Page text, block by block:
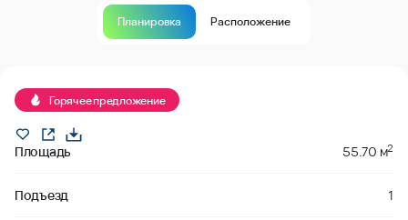
Планировка Расположение
Горячее предложение
Площадь 55.70 м2
Подъезд 1